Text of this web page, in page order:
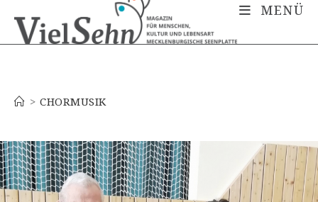
MENÜ
> CHORMUSIK